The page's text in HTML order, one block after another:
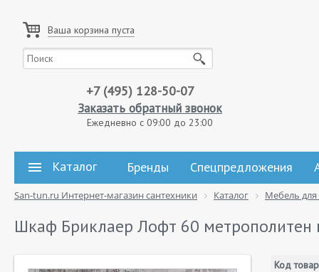
Ваша корзина пуста
+7 (495) 128-50-07
Заказать обратный звонок
Ежедневно с 09:00 до 23:00
Каталог Бренды Спецпредложения
San-tun.ru Интернет-магазин сантехники Каталог Мебель
Шкаф Бриклаер Лофт 60 метрополитен
Код